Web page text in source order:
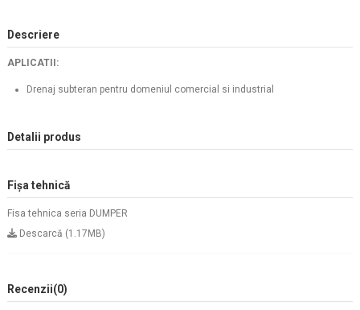
Descriere
APLICATII:
Drenaj subteran pentru domeniul comercial si industrial
Detalii produs
Fișa tehnică
Fisa tehnica seria DUMPER
Descarcă (1.17MB)
Recenzii(0)